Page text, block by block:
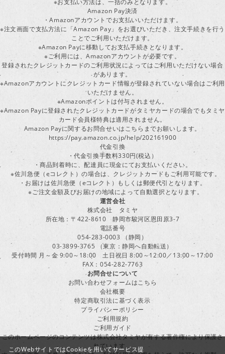
※お支払い方法は、一括のみとなります。
Amazon Pay決済
・Amazonアカウントでお支払いいただけます。
※注文画面で支払方法に「Amazon Pay」をお選びいただき、注文手続きを行う
ことでご利用いただけます。
※Amazon Payに移動してお支払手続きとなります。
※ご利用には、Amazonアカウントが必要です。
登録されたクレジットカードのご利用状況によってはご利用いただけない場合
があります。
※Amazonアカウントにクレジットカード情報が登録されていない場合はご利用
いただけません。
※Amazonポイントは付与されません。
※Amazon Payに登録されたクレジットカードがタミヤカードの場合でもタミヤ
カード会員様特典は適用されません。
Amazon Payに関するお問合せいはこちらまでお願いします。
https://pay.amazon.co.jp/help/202161900
代金引換
・代金引換手数料330円(税込）
・商品到着時に、配達員に現金にてお支払いください。
※佐川急便（eコレクト）の場合は、クレジットカードもご利用可能です。
・お届けは佐川急便（eコレクト）もしくは郵便代引となります。
※ご注文金額及びお届けの地域によって自動選択となります。
運営会社
株式会社 タミヤ
所在地：〒422-8610 静岡市駿河区恩田原3-7
電話番号
054-283-0003 （静岡）
03-3899-3765 （東京：静岡へ自動転送）
受付時間 月～金 9:00～18:00 土日祝日 8:00～12:00／13:00～17:00
FAX：054-282-7763
お問合せについて
お問い合わせフォームはこちら
会社概要
特定商取引法に基づく表示
プライバシーポリシー
ご利用規約
ご利用ガイド
このホームページのコンテンツは株式会社タミヤが有する著作権により保護さ
れています。
このWebサイトではCookieを用いてサービス提